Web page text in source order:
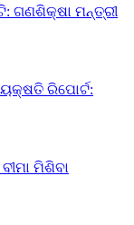
ଗଣଶିକ୍ଷା ମନ୍ତ୍ରୀ
ରିପୋର୍ଟ:
ମିଶିବା